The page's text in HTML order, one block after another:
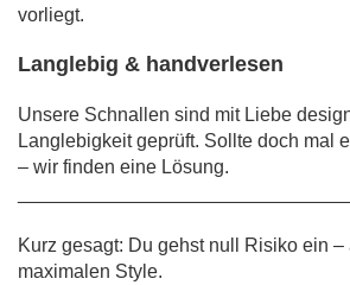
vorliegt.
Langlebig & handverlesen
Unsere Schnallen sind mit Liebe
Langlebigkeit geprüft. Sollte doch mal
– wir finden eine Lösung.
Kurz gesagt: Du gehst null Risiko ein –
maximalen Style.